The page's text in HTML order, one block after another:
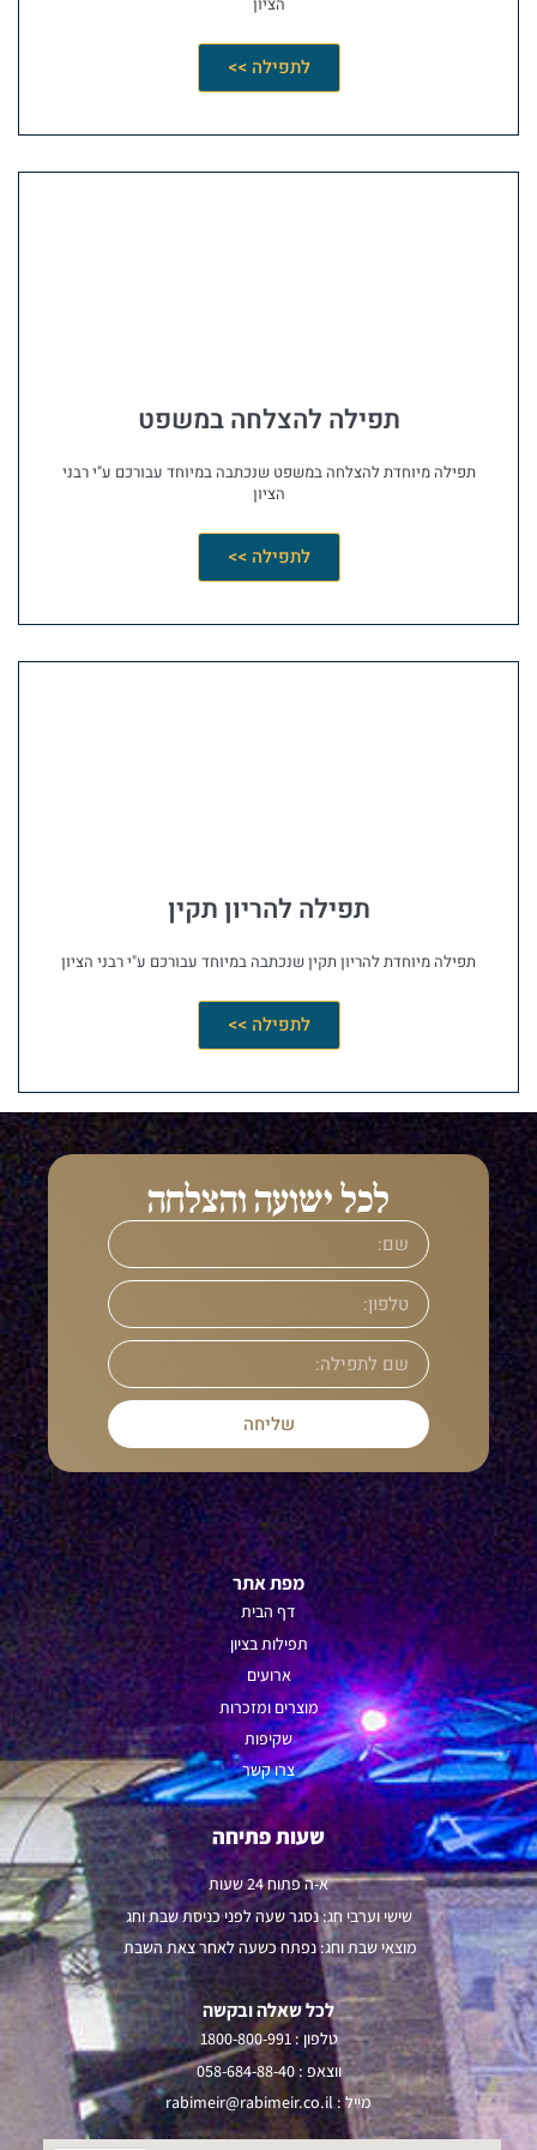
הציון
לתפילה >>
תפילה להצלחה במשפט
תפילה מיוחדת להצלחה במשפט שנכתבה במיוחד עבורכם ע"י רבני
הציון
לתפילה >>
תפילה להריון תקין
תפילה מיוחדת להריון תקין שנכתבה במיוחד עבורכם ע"י רבני הציון
לתפילה >>
לכל ישועה והצלחה
שליחה
מפת אתר
דף הבית
תפילות בציון
ארועים
מוצרים ומזכרות
שקיפות
צרו קשר
שעות פתיחה
א-ה פתוח 24 שעות
שישי וערבי חג: נסגר שעה לפני כניסת שבת וחג
מוצאי שבת וחג: נפתח כשעה לאחר צאת השבת
לכל שאלה ובקשה
טלפון :1800-800-991
ווצאפ :058-684-88-40
מייל :rabimeir@rabimeir.co.il